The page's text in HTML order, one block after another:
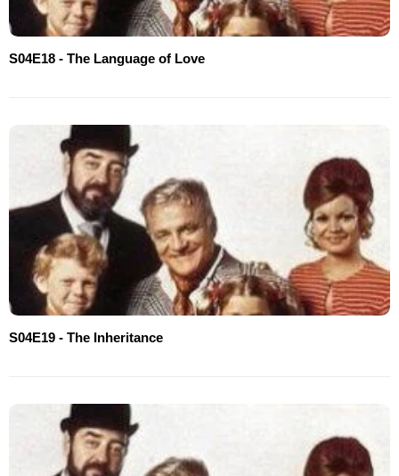
S04E18 - The Language of Love
S04E19 - The Inheritance